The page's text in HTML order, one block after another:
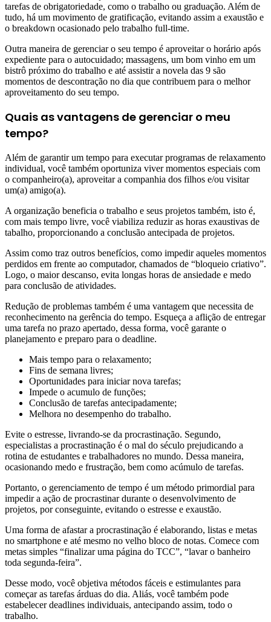
tarefas de obrigatoriedade, como o trabalho ou graduação. Além de
tudo, há um movimento de gratificação, evitando assim a exaustão e
o breakdown ocasionado pelo trabalho full-time.
Outra maneira de gerenciar o seu tempo é aproveitar o horário após
expediente para o autocuidado; massagens, um bom vinho em um
bistrô próximo do trabalho e até assistir a novela das 9 são
momentos de descontração no dia que contribuem para o melhor
aproveitamento do seu tempo.
Quais as vantagens de gerenciar o meu
tempo?
Além de garantir um tempo para executar programas de relaxamento
individual, você também oportuniza viver momentos especiais com
o companheiro(a), aproveitar a companhia dos filhos e/ou visitar
um(a) amigo(a).
A organização beneficia o trabalho e seus projetos também, isto é,
com mais tempo livre, você viabiliza reduzir as horas exaustivas de
tabalho, proporcionando a conclusão antecipada de projetos.
Assim como traz outros benefícios, como impedir aqueles momentos
perdidos em frente ao computador, chamados de “bloqueio criativo”.
Logo, o maior descanso, evita longas horas de ansiedade e medo
para conclusão de atividades.
Redução de problemas também é uma vantagem que necessita de
reconhecimento na gerência do tempo. Esqueça a aflição de entregar
uma tarefa no prazo apertado, dessa forma, você garante o
planejamento e preparo para o deadline.
Mais tempo para o relaxamento;
Fins de semana livres;
Oportunidades para iniciar nova tarefas;
Impede o acumulo de funções;
Conclusão de tarefas antecipadamente;
Melhora no desempenho do trabalho.
Evite o estresse, livrando-se da procrastinação. Segundo,
especialistas a procrastinação é o mal do século prejudicando a
rotina de estudantes e trabalhadores no mundo. Dessa maneira,
ocasionando medo e frustração, bem como acúmulo de tarefas.
Portanto, o gerenciamento de tempo é um método primordial para
impedir a ação de procrastinar durante o desenvolvimento de
projetos, por conseguinte, evitando o estresse e exaustão.
Uma forma de afastar a procrastinação é elaborando, listas e metas
no smartphone e até mesmo no velho bloco de notas. Comece com
metas simples “finalizar uma página do TCC”, “lavar o banheiro
toda segunda-feira”.
Desse modo, você objetiva métodos fáceis e estimulantes para
começar as tarefas árduas do dia. Aliás, você também pode
estabelecer deadlines individuais, antecipando assim, todo o
trabalho.